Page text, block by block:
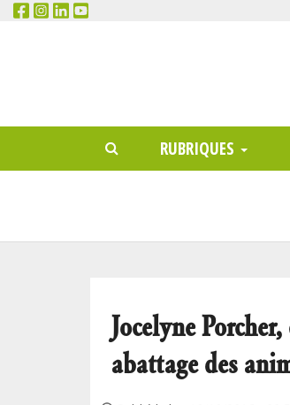
Main
menu
RECHERCHER
RUBRIQUES
Jocelyne
abattage des